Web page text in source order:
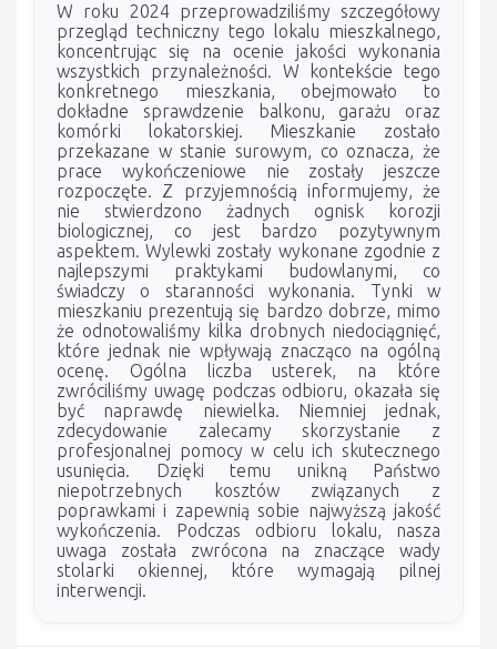
W roku 2024 przeprowadziliśmy szczegółowy
przegląd techniczny tego lokalu mieszkalnego,
koncentrując się na ocenie jakości wykonania
wszystkich przynależności. W kontekście tego
konkretnego mieszkania, obejmowało to
dokładne sprawdzenie balkonu, garażu oraz
komórki lokatorskiej. Mieszkanie zostało
przekazane w stanie surowym, co oznacza, że
prace wykończeniowe nie zostały jeszcze
rozpoczęte. Z przyjemnością informujemy, że
nie stwierdzono żadnych ognisk korozji
biologicznej, co jest bardzo pozytywnym
aspektem. Wylewki zostały wykonane zgodnie z
najlepszymi praktykami budowlanymi, co
świadczy o staranności wykonania. Tynki w
mieszkaniu prezentują się bardzo dobrze, mimo
że odnotowaliśmy kilka drobnych niedociągnięć,
które jednak nie wpływają znacząco na ogólną
ocenę. Ogólna liczba usterek, na które
zwróciliśmy uwagę podczas odbioru, okazała się
być naprawdę niewielka. Niemniej jednak,
zdecydowanie zalecamy skorzystanie z
profesjonalnej pomocy w celu ich skutecznego
usunięcia. Dzięki temu unikną Państwo
niepotrzebnych kosztów związanych z
poprawkami i zapewnią sobie najwyższą jakość
wykończenia. Podczas odbioru lokalu, nasza
uwaga została zwrócona na znaczące wady
stolarki okiennej, które wymagają pilnej
interwencji.